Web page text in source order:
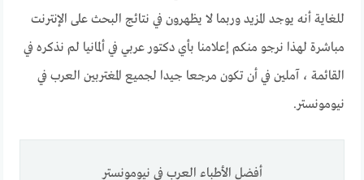
للغاية أنه يوجد المزيد وربما لا يظهرون في نتائج البحث على الإنترنت
مباشرة لهذا نرجو منكم إعلامنا بأي دكتور عربي في ألمانيا لم نذكره في
القائمة ، آملين في أن تكون مرجعا جيدا لجميع المغتربين العرب في
نيومونستر.
أفضل الأطباء العرب في نيومونستر